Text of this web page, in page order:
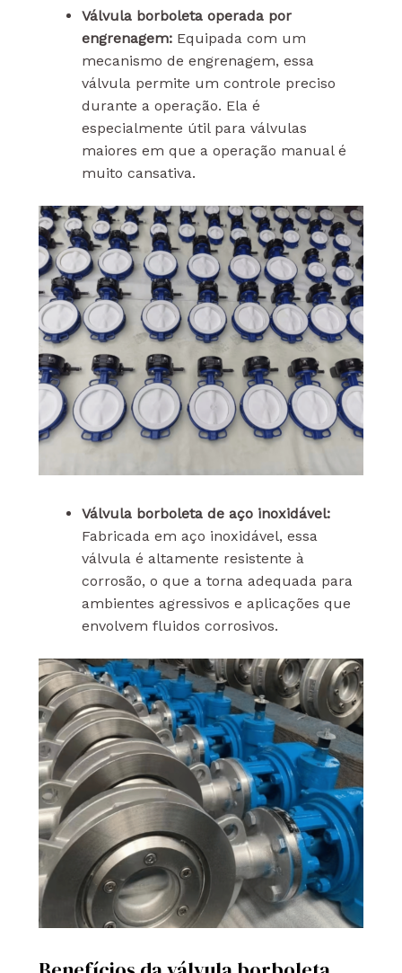
Válvula borboleta operada por
engrenagem:Equipada com um
mecanismo de engrenagem, essa
válvula permite um controle preciso
durante a operação. Ela é
especialmente útil para válvulas
maiores em que a operação manual é
muito cansativa.
Válvula borboleta de aço inoxidável:
Fabricada em aço inoxidável, essa
válvula é altamente resistente à
corrosão, o que a torna adequada para
ambientes agressivos e aplicações que
envolvem fluidos corrosivos.